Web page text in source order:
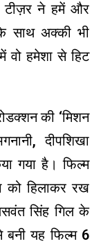
ने हमें और
साथ अक्की भी
वो हमेशा से हिट
की ‘मिशन
दीपशिखा
गया है। फिल्म
को हिलाकर रख
सिंह गिल के
यह फिल्म 6